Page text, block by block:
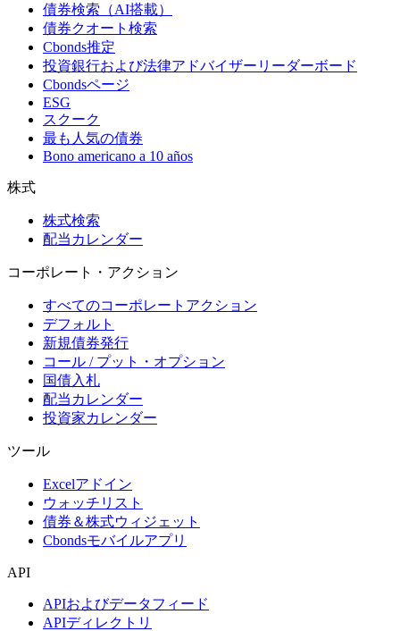
債券検索（AI搭載）
債券クオート検索
Cbonds推定
投資銀行および法律アドバイザーリーダーボード
Cbondsページ
ESG
スクーク
最も人気の債券
Bono americano a 10 años
株式
株式検索
配当カレンダー
コーポレート・アクション
すべてのコーポレートアクション
デフォルト
新規債券発行
コール / プット・オプション
国債入札
配当カレンダー
投資家カレンダー
ツール
Excelアドイン
ウォッチリスト
債券＆株式ウィジェット
Cbondsモバイルアプリ
API
APIおよびデータフィード
APIディレクトリ